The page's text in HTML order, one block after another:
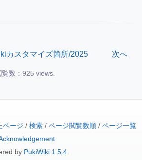
次へ
カスタマイズ箇所/2025
数：925 views.
ページ / 検索 / ページ閲覧数順 / ページ一覧
by PukiWiki 1.5.4